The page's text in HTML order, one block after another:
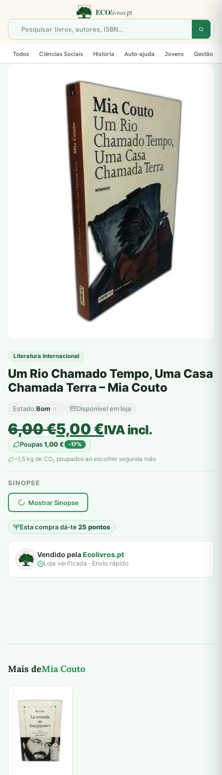
Todos Ciências Sociais História Auto-ajuda Jovens Gestão
Literatura Internacional
Um Rio Chamado Tempo, Uma Casa
Chamada Terra – Mia Couto
Estado:Bom Disponível em loja
6,00€
O
preço
original
era:
6,00 €.
5,00€
O
preço
atual
é:
5,00 €.
IVA incl.
Poupas1,00€ -17%
~1,5 kg de CO2 poupados ao escolher segunda mão
SINOPSE
Mostrar Sinopse
Esta compra dá-te25 pontos
plantar árvores reais
Vendido pelaEcolivros.pt
Loja verificada · Envio rápido
Mais deMia Couto